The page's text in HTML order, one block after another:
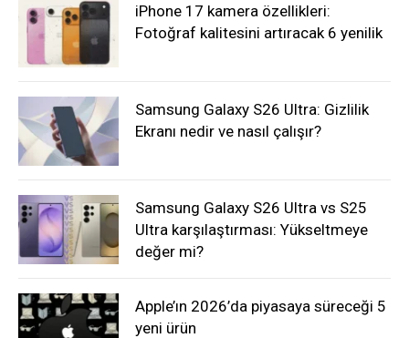
iPhone 17 kamera özellikleri:
Fotoğraf kalitesini artıracak 6 yenilik
Samsung Galaxy S26 Ultra: Gizlilik
Ekranı nedir ve nasıl çalışır?
Samsung Galaxy S26 Ultra vs S25
Ultra karşılaştırması: Yükseltmeye
değer mi?
Apple’ın 2026’da piyasaya süreceği 5
yeni ürün